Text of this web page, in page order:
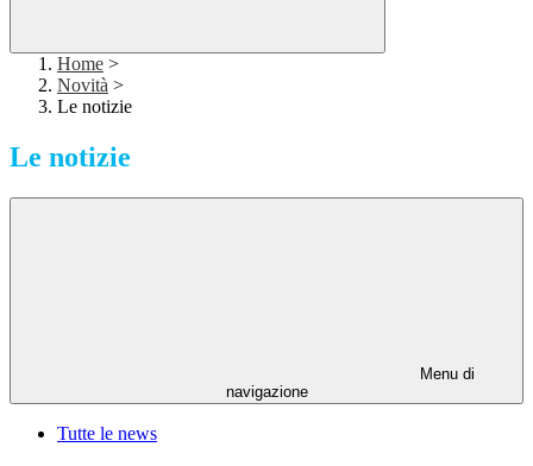
Home >
Novità >
Le notizie
Le notizie
Menu di
navigazione
Tutte le news